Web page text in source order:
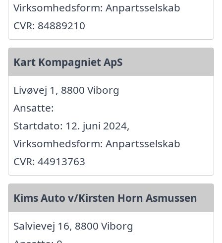
Virksomhedsform: Anpartsselskab
CVR: 84889210
Kart Kompagniet ApS
Livøvej 1, 8800 Viborg
Ansatte:
Startdato: 12. juni 2024,
Virksomhedsform: Anpartsselskab
CVR: 44913763
Kims Auto v/Kirsten Horn Asmussen
Salvievej 16, 8800 Viborg